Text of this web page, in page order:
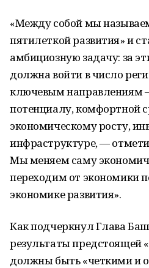
«Между собой мы
пятилеткой развития» и
амбициозную задачу: за
должна войти в число
ключевым направлениям
потенциалу, комфортной
экономическому росту,
инфраструктуре, —
Мы меняем саму
переходим от экономики
экономике развития».
Как подчеркнул Глава
результаты предстоящей
должны быть «четкими и